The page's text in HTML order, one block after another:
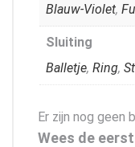
Blauw-Violet,
Sluiting
Balletje, Ring,
Er zijn nog geen
Wees de